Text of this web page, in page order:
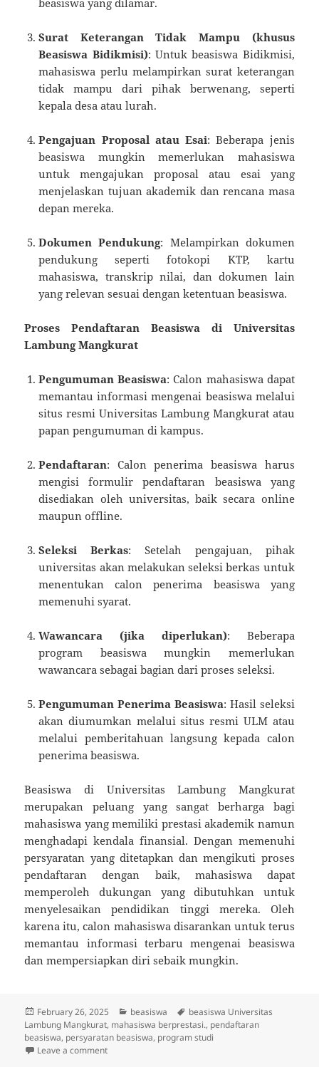
beasiswa yang dilamar.
Surat Keterangan Tidak Mampu (khusus
Beasiswa Bidikmisi): Untuk beasiswa Bidikmisi,
mahasiswa perlu melampirkan surat keterangan
tidak mampu dari pihak berwenang, seperti
kepala desa atau lurah.
Pengajuan Proposal atau Esai: Beberapa jenis
beasiswa mungkin memerlukan mahasiswa
untuk mengajukan proposal atau esai yang
menjelaskan tujuan akademik dan rencana masa
depan mereka.
Dokumen Pendukung: Melampirkan dokumen
pendukung seperti fotokopi KTP, kartu
mahasiswa, transkrip nilai, dan dokumen lain
yang relevan sesuai dengan ketentuan beasiswa.
Proses Pendaftaran Beasiswa di Universitas
Lambung Mangkurat
Pengumuman Beasiswa: Calon mahasiswa dapat
memantau informasi mengenai beasiswa melalui
situs resmi Universitas Lambung Mangkurat atau
papan pengumuman di kampus.
Pendaftaran: Calon penerima beasiswa harus
mengisi formulir pendaftaran beasiswa yang
disediakan oleh universitas, baik secara online
maupun offline.
Seleksi Berkas: Setelah pengajuan, pihak
universitas akan melakukan seleksi berkas untuk
menentukan calon penerima beasiswa yang
memenuhi syarat.
Wawancara (jika diperlukan): Beberapa
program beasiswa mungkin memerlukan
wawancara sebagai bagian dari proses seleksi.
Pengumuman Penerima Beasiswa: Hasil seleksi
akan diumumkan melalui situs resmi ULM atau
melalui pemberitahuan langsung kepada calon
penerima beasiswa.
Beasiswa di Universitas Lambung Mangkurat
merupakan peluang yang sangat berharga bagi
mahasiswa yang memiliki prestasi akademik namun
menghadapi kendala finansial. Dengan memenuhi
persyaratan yang ditetapkan dan mengikuti proses
pendaftaran dengan baik, mahasiswa dapat
memperoleh dukungan yang dibutuhkan untuk
menyelesaikan pendidikan tinggi mereka. Oleh
karena itu, calon mahasiswa disarankan untuk terus
memantau informasi terbaru mengenai beasiswa
dan mempersiapkan diri sebaik mungkin.
Posted
on
February 26, 2025 Categories
beasiswa Tags
beasiswa Universitas
Lambung Mangkurat, mahasiswa berprestasi., pendaftaran
beasiswa, persyaratan beasiswa, program studi
Leave a commenton Persyaratan Beasiswa di Universitas Lambung